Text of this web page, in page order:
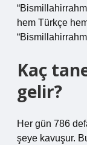
hem Türkçe
Kaç
gelir?
Her gün 786
şeye kavuşur.